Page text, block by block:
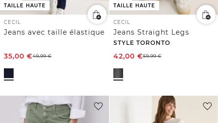
TAILLE HAUTE
CECIL
Jeans avec taille élastique
35,00 €49,99€
TAILLE HAUTE
CECIL
Jeans Straight Legs
STYLE TORONTO
42,00 €59,99€